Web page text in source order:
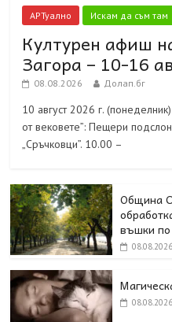
АРТуално Искам да съм там
Културен афиш
Загора – 10-16
08.08.2026 Долап.бг
10 август 2026 г.
от вековете”: Пещери
„Сръчковци”. 10.00 –
Община
въшки
08.08.2026
08.08.2026